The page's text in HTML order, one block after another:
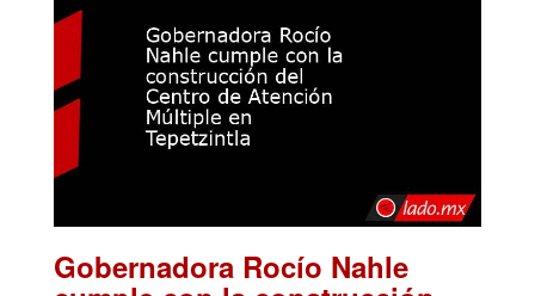
Gobernadora Rocío Nahle